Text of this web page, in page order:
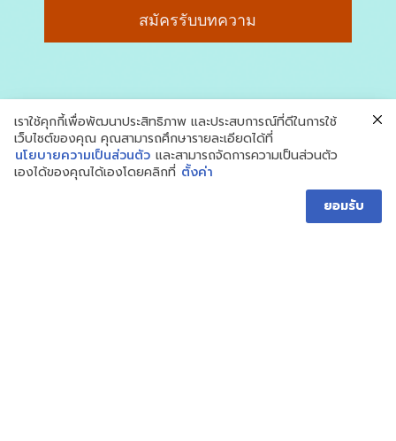
เราใช้คุกกี้เพื่อพัฒนาประสิทธิภาพ และประสบการณ์ที่ดีในการใช้
เว็บไซต์ของคุณ คุณสามารถศึกษารายละเอียดได้ที่
นโยบายความเป็นส่วนตัว และสามารถจัดการความเป็นส่วนตัว
เองได้ของคุณได้เองโดยคลิกที่ ตั้งค่า
ยอมรับ